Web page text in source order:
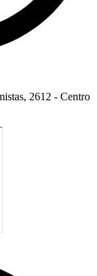
2612 - Centro